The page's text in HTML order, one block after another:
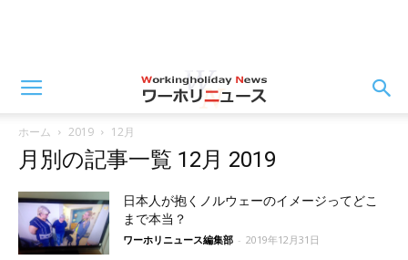
ホーム 2019 12月
月別の記事一覧 12月 2019
日本人が抱くノルウェーのイメージってどこ
まで本当？
ワーホリニュース編集部 - 2019年12月31日